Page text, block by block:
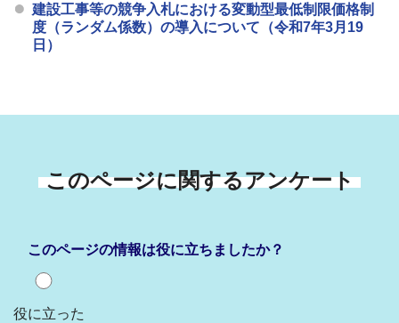
建設工事等の競争入札における変動型最低制限価格制
度（ランダム係数）の導入について（令和7年3月19
日）
このページに関するアンケート
このページの情報は役に立ちましたか？
役に立った